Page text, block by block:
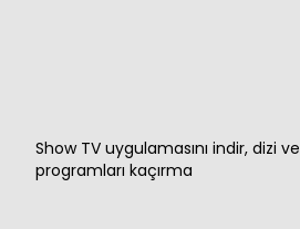
Show TV uygulamasını indir, dizi ve
programları kaçırma